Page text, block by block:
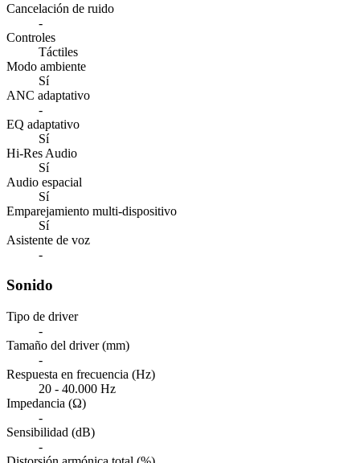
Cancelación de ruido
-
Controles
Táctiles
Modo ambiente
Sí
ANC adaptativo
-
EQ adaptativo
Sí
Hi-Res Audio
Sí
Audio espacial
Sí
Emparejamiento multi-dispositivo
Sí
Asistente de voz
-
Sonido
Tipo de driver
-
Tamaño del driver (mm)
-
Respuesta en frecuencia (Hz)
20 - 40.000 Hz
Impedancia (Ω)
-
Sensibilidad (dB)
-